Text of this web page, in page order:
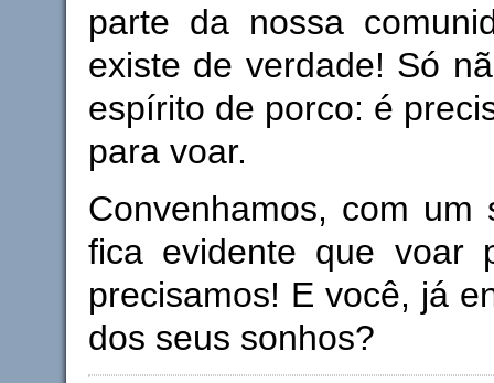
parte da nossa
existe de verdade! Só
espírito de porco: é
para voar.
Convenhamos, com um
fica evidente que voar
precisamos! E você, já
dos seus sonhos?